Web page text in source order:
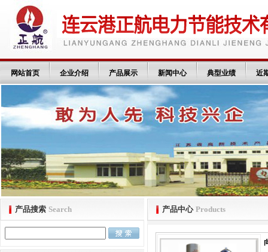
网站首页 企业介绍 产品展示 新闻中心 典型业绩 近
产品搜索 Search 产品中心 Products